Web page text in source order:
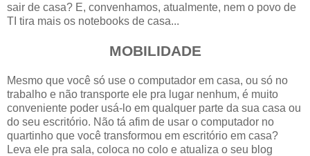
sair de casa? E, convenhamos, atualmente, nem o povo de
TI tira mais os notebooks de casa...
MOBILIDADE
Mesmo que você só use o computador em casa, ou só no
trabalho e não transporte ele pra lugar nenhum, é muito
conveniente poder usá-lo em qualquer parte da sua casa ou
do seu escritório. Não tá afim de usar o computador no
quartinho que você transformou em escritório em casa?
Leva ele pra sala, coloca no colo e atualiza o seu blog